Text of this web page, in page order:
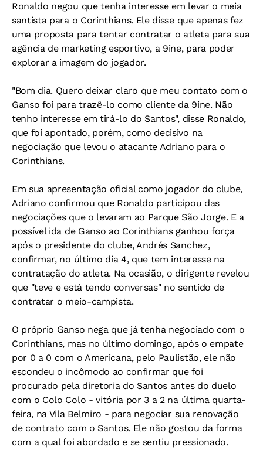
Ronaldo negou que tenha interesse em levar o meia
santista para o Corinthians. Ele disse que apenas fez
uma proposta para tentar contratar o atleta para sua
agência de marketing esportivo, a 9ine, para poder
explorar a imagem do jogador.
"Bom dia. Quero deixar claro que meu contato com o
Ganso foi para trazê-lo como cliente da 9ine. Não
tenho interesse em tirá-lo do Santos", disse Ronaldo,
que foi apontado, porém, como decisivo na
negociação que levou o atacante Adriano para o
Corinthians.
Em sua apresentação oficial como jogador do clube,
Adriano confirmou que Ronaldo participou das
negociações que o levaram ao Parque São Jorge. E a
possível ida de Ganso ao Corinthians ganhou força
após o presidente do clube, Andrés Sanchez,
confirmar, no último dia 4, que tem interesse na
contratação do atleta. Na ocasião, o dirigente revelou
que "teve e está tendo conversas" no sentido de
contratar o meio-campista.
O próprio Ganso nega que já tenha negociado com o
Corinthians, mas no último domingo, após o empate
por 0 a 0 com o Americana, pelo Paulistão, ele não
escondeu o incômodo ao confirmar que foi
procurado pela diretoria do Santos antes do duelo
com o Colo Colo - vitória por 3 a 2 na última quarta-
feira, na Vila Belmiro - para negociar sua renovação
de contrato com o Santos. Ele não gostou da forma
com a qual foi abordado e se sentiu pressionado.